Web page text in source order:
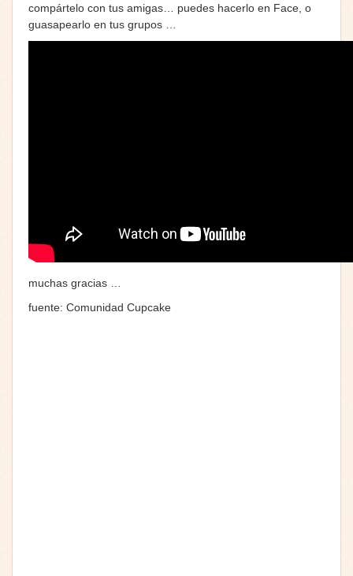
compártelo con tus amigas… puedes hacerlo en Face, o
guasapearlo en tus grupos …
muchas gracias …
fuente: Comunidad Cupcake